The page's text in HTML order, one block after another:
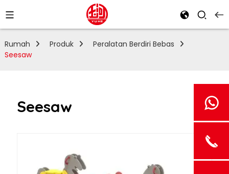
Rumah Produk
Peralatan Berdiri Bebas
Seesaw
Seesaw